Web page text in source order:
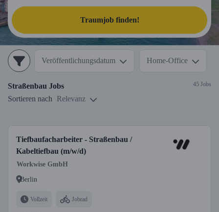
Traumjob finden!
Veröffentlichungsdatum Home-Office
Straßenbau Jobs 45 Jobs
Sortieren nach Relevanz
Tiefbaufacharbeiter - Straßenbau /
Kabeltiefbau (m/w/d)
Workwise GmbH
Berlin
Vollzeit Jobrad